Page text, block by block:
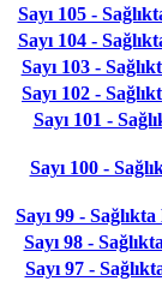
Sayı 105 -
Sayı 104 -
Sayı 103 -
Sayı 102 -
Sayı 101 -
Sayı 100 -
Sayı 99 -
Sayı 98 -
Sayı 97 -